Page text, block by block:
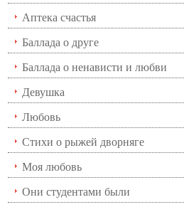
Аптека счастья
Баллада о друге
Баллада о ненависти и любви
Девушка
Любовь
Стихи о рыжей дворняге
Моя любовь
Они студентами были